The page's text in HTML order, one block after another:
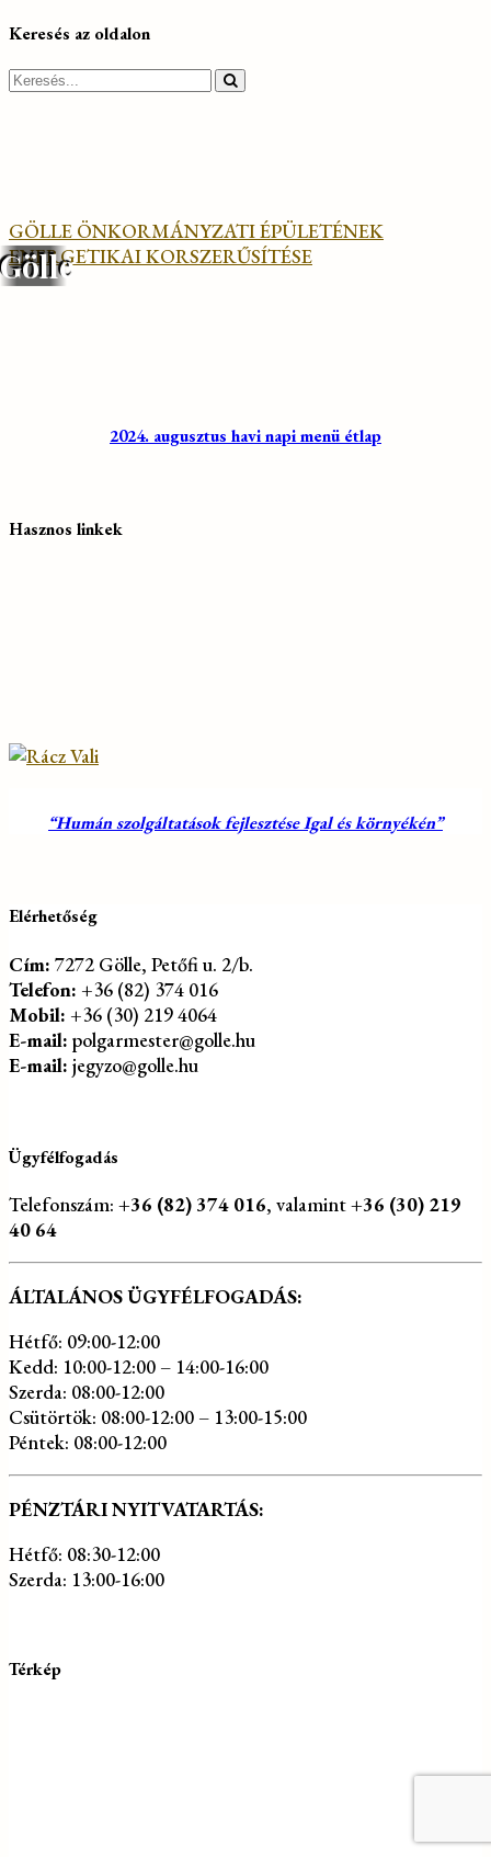
Gölle
Keresés az oldalon
Search
GÖLLE ÖNKORMÁNYZATI ÉPÜLETÉNEK
ENERGETIKAI KORSZERŰSÍTÉSE
2024. augusztus havi napi menü étlap
Hasznos linkek
“Humán szolgáltatások fejlesztése Igal és környékén”
Elérhetőség
Cím: 7272 Gölle, Petőfi u. 2/b.
Telefon: +36 (82) 374 016
Mobil: +36 (30) 219 4064
E-mail: polgarmester@golle.hu
E-mail: jegyzo@golle.hu
Ügyfélfogadás
Telefonszám: +36 (82) 374 016, valamint+36 (30) 219
40 64
ÁLTALÁNOS ÜGYFÉLFOGADÁS:
Hétfő: 09:00-12:00
Kedd: 10:00-12:00 – 14:00-16:00
Szerda: 08:00-12:00
Csütörtök: 08:00-12:00 – 13:00-15:00
Péntek: 08:00-12:00
PÉNZTÁRI NYITVATARTÁS:
Hétfő: 08:30-12:00
Szerda: 13:00-16:00
Térkép